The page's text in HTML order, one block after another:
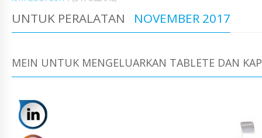
UNTUK PERALATAN NOVEMBER 2017
MEIN UNTUK MENGELUARKAN TABLETE DAN